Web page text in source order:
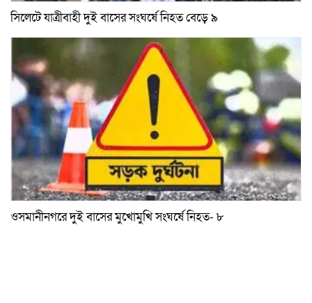
সিলেটে যাত্রীবাহী দুই বাসের সংঘর্ষে নিহত বেড়ে ৯
ওসমানীনগরে দুই বাসের মুখোমুখি সংঘর্ষে নিহত- ৮